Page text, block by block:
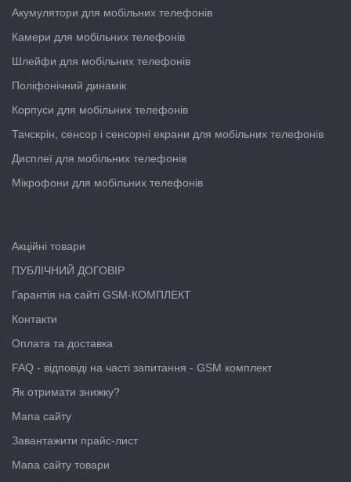
Акумулятори для мобільних телефонів
Камери для мобільних телефонів
Шлейфи для мобільних телефонів
Поліфонічний динамік
Корпуси для мобільних телефонів
Тачскрін, сенсор і сенсорні екрани для мобільних телефонів
Дисплеї для мобільних телефонів
Мікрофони для мобільних телефонів
Акційні товари
ПУБЛІЧНИЙ ДОГОВІР
Гарантія на сайті GSM-КОМПЛЕКТ
Контакти
Оплата та доставка
FAQ - відповіді на часті запитання - GSM комплект
Як отримати знижку?
Мапа сайту
Завантажити прайс-лист
Мапа сайту товари